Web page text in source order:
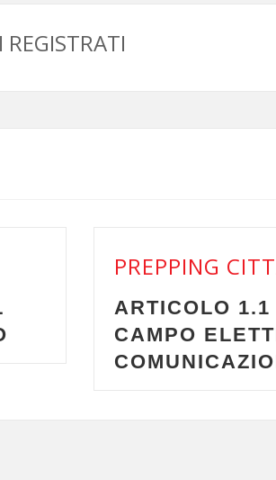
PREPPING
ARTICOLO 1.1 —
CAMPO
COMUNICAZIONE